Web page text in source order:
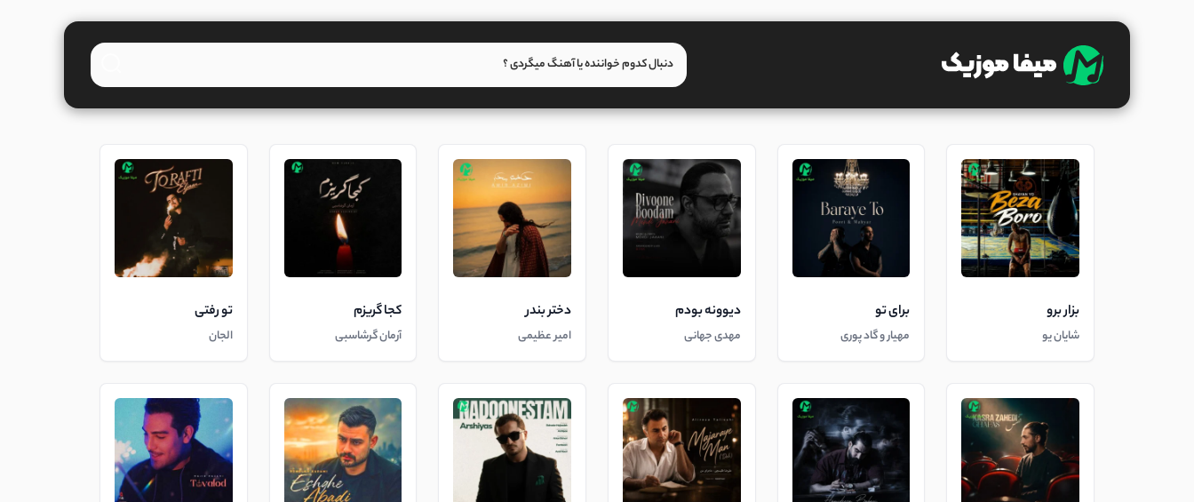
بزار برو
شایان یو
برای تو
مهیار و گاد پوری
دیوونه بودم
مهدی جهانی
دختر بندر
امیر عظیمی
کجا گریزم
آرمان گرشاسبی
تو رفتی
الجان